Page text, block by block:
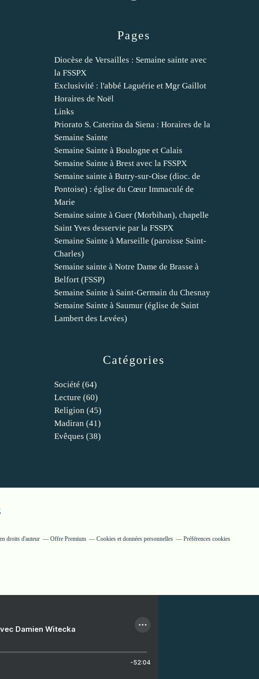
Catégories
Société (64)
Lecture (60)
Religion (45)
Madiran (41)
Evêques (38)
Pages
Diocèse de Versailles : Semaine sainte avec
la FSSPX
Exclusivité : l'abbé Laguérie et Mgr Gaillot
Horaires de Noël
Links
Priorato S. Caterina da Siena : Horaires de la
Semaine Sainte
Semaine Sainte à Boulogne et Calais
Semaine Sainte à Brest avec la FSSPX
Semaine sainte à Butry-sur-Oise (dioc. de
Pontoise) : église du Cœur Immaculé de
Marie
Semaine sainte à Guer (Morbihan), chapelle
Saint Yves desservie par la FSSPX
Semaine Sainte à Marseille (paroisse Saint-
Charles)
Semaine sainte à Notre Dame de Brasse à
Belfort (FSSP)
Semaine Sainte à Saint-Germain du Chesnay
Semaine Sainte à Saumur (église de Saint
Lambert des Levées)
droits d'auteur Offre Premium Cookies et données personnelles Préférences cookies
Damien Witecka
-52:04